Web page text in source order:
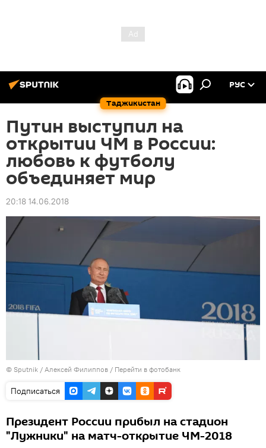
Таджикистан
РУС
Путин выступил на
открытии ЧМ в России:
любовь к футболу
объединяет мир
20:18 14.06.2018
© Sputnik / Алексей Филиппов / Перейти в фотобанк
Подписаться
Президент России прибыл на стадион
"Лужники" на матч-открытие ЧМ-2018